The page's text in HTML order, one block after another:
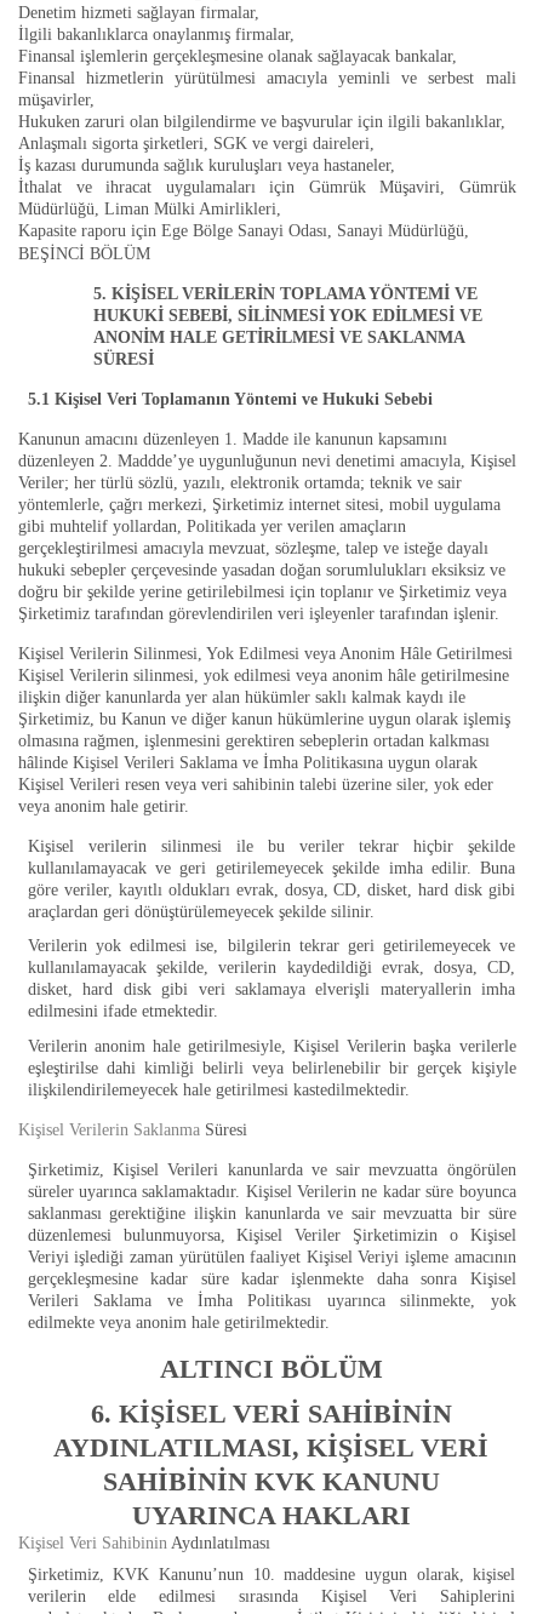
Denetim hizmeti sağlayan firmalar,
İlgili bakanlıklarca onaylanmış firmalar,
Finansal işlemlerin gerçekleşmesine olanak sağlayacak bankalar,
Finansal hizmetlerin yürütülmesi amacıyla yeminli ve serbest mali
müşavirler,
Hukuken zaruri olan bilgilendirme ve başvurular için ilgili bakanlıklar,
Anlaşmalı sigorta şirketleri, SGK ve vergi daireleri,
İş kazası durumunda sağlık kuruluşları veya hastaneler,
İthalat ve ihracat uygulamaları için Gümrük Müşaviri, Gümrük
Müdürlüğü, Liman Mülki Amirlikleri,
Kapasite raporu için Ege Bölge Sanayi Odası, Sanayi Müdürlüğü,
BEŞİNCİ BÖLÜM
5. KİŞİSEL VERİLERİN TOPLAMA YÖNTEMİ VE
HUKUKİ SEBEBİ, SİLİNMESİ YOK EDİLMESİ VE
ANONİM HALE GETİRİLMESİ VE SAKLANMA
SÜRESİ
5.1 Kişisel Veri Toplamanın Yöntemi ve Hukuki Sebebi
Kanunun amacını düzenleyen 1. Madde ile kanunun kapsamını
düzenleyen 2. Maddde’ye uygunluğunun nevi denetimi amacıyla, Kişisel
Veriler; her türlü sözlü, yazılı, elektronik ortamda; teknik ve sair
yöntemlerle, çağrı merkezi, Şirketimiz internet sitesi, mobil uygulama
gibi muhtelif yollardan, Politikada yer verilen amaçların
gerçekleştirilmesi amacıyla mevzuat, sözleşme, talep ve isteğe dayalı
hukuki sebepler çerçevesinde yasadan doğan sorumlulukları eksiksiz ve
doğru bir şekilde yerine getirilebilmesi için toplanır ve Şirketimiz veya
Şirketimiz tarafından görevlendirilen veri işleyenler tarafından işlenir.
Kişisel Verilerin Silinmesi, Yok Edilmesi veya Anonim Hâle Getirilmesi
Kişisel Verilerin silinmesi, yok edilmesi veya anonim hâle getirilmesine
ilişkin diğer kanunlarda yer alan hükümler saklı kalmak kaydı ile
Şirketimiz, bu Kanun ve diğer kanun hükümlerine uygun olarak işlemiş
olmasına rağmen, işlenmesini gerektiren sebeplerin ortadan kalkması
hâlinde Kişisel Verileri Saklama ve İmha Politikasına uygun olarak
Kişisel Verileri resen veya veri sahibinin talebi üzerine siler, yok eder
veya anonim hale getirir.
Kişisel verilerin silinmesi ile bu veriler tekrar hiçbir şekilde
kullanılamayacak ve geri getirilemeyecek şekilde imha edilir. Buna
göre veriler, kayıtlı oldukları evrak, dosya, CD, disket, hard disk gibi
araçlardan geri dönüştürülemeyecek şekilde silinir.
Verilerin yok edilmesi ise, bilgilerin tekrar geri getirilemeyecek ve
kullanılamayacak şekilde, verilerin kaydedildiği evrak, dosya, CD,
disket, hard disk gibi veri saklamaya elverişli materyallerin imha
edilmesini ifade etmektedir.
Verilerin anonim hale getirilmesiyle, Kişisel Verilerin başka verilerle
eşleştirilse dahi kimliği belirli veya belirlenebilir bir gerçek kişiyle
ilişkilendirilemeyecek hale getirilmesi kastedilmektedir.
Kişisel Verilerin Saklanma Süresi
Şirketimiz, Kişisel Verileri kanunlarda ve sair mevzuatta öngörülen
süreler uyarınca saklamaktadır. Kişisel Verilerin ne kadar süre boyunca
saklanması gerektiğine ilişkin kanunlarda ve sair mevzuatta bir süre
düzenlemesi bulunmuyorsa, Kişisel Veriler Şirketimizin o Kişisel
Veriyi işlediği zaman yürütülen faaliyet Kişisel Veriyi işleme amacının
gerçekleşmesine kadar süre kadar işlenmekte daha sonra Kişisel
Verileri Saklama ve İmha Politikası uyarınca silinmekte, yok
edilmekte veya anonim hale getirilmektedir.
ALTINCI BÖLÜM
6. KİŞİSEL VERİ SAHİBİNİN
AYDINLATILMASI, KİŞİSEL VERİ
SAHİBİNİN KVK KANUNU
UYARINCA HAKLARI
Kişisel Veri Sahibinin Aydınlatılması
Şirketimiz, KVK Kanunu’nun 10. maddesine uygun olarak, kişisel
verilerin elde edilmesi sırasında Kişisel Veri Sahiplerini